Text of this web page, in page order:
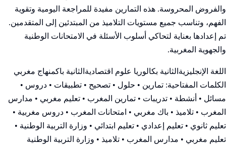
والفروض المحروسة. هذه التمارين مفيدة للمراجعة اليومية وتقوية
الفهم، وتناسب جميع مستويات التلاميذ من المبتدئين إلى المتقدمين.
تم إعدادها بعناية لتحاكي أسلوب الأسئلة في الامتحانات الوطنية
والجهوية المغربية.
اللغة الإنجليزية الثانية بكالوريا علوم اقتصادية الثانية باكمنهاج مغربي
الكلمات المفتاحية: تمارين • حلول • تصحيح • تطبيقات • دروس •
مسائل • أنشطة • تدريبات • تمارين المغرب • تعليم مغربي • مدارس
المغرب • تلاميذ • باك مغربي • امتحانات المغرب • دروس مغربية •
تعليم ثانوي • تعليم إعدادي • تعليم ابتدائي • وزارة التربية الوطنية •
تعليم مغربي • مدارس المغرب • تلاميذ • وزارة التربية الوطنية